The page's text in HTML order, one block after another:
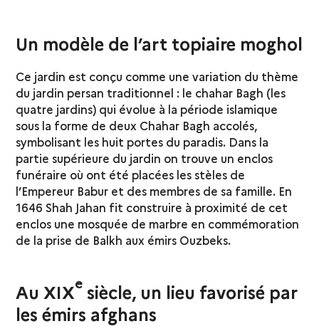
Un modèle de l’art topiaire moghol
Ce jardin est conçu comme une variation du thème
du jardin persan traditionnel : le chahar Bagh (les
quatre jardins) qui évolue à la période islamique
sous la forme de deux Chahar Bagh accolés,
symbolisant les huit portes du paradis. Dans la
partie supérieure du jardin on trouve un enclos
funéraire où ont été placées les stèles de
l’Empereur Babur et des membres de sa famille. En
1646 Shah Jahan fit construire à proximité de cet
enclos une mosquée de marbre en commémoration
de la prise de Balkh aux émirs Ouzbeks.
Au XIXe siècle, un lieu favorisé par
les émirs afghans